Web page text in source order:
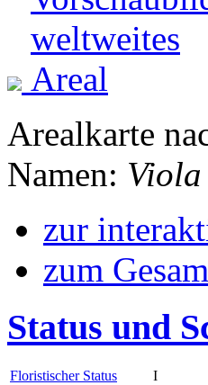
Arealkarte
Namen:
zur
zum
Status und
Floristischer Status I